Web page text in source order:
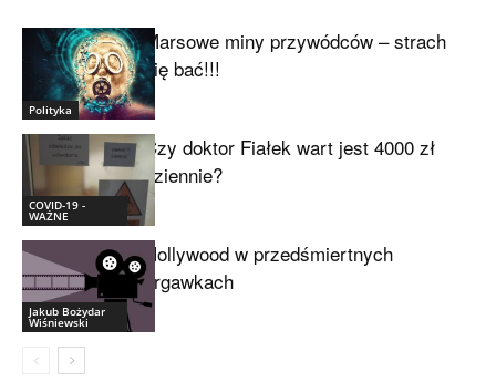
Polityka
Marsowe miny przywódców – strach
się bać!!!
COVID-19 -
WAŻNE
Czy doktor Fiałek wart jest 4000 zł
dziennie?
Jakub Bożydar
Wiśniewski
Hollywood w przedśmiertnych
drgawkach